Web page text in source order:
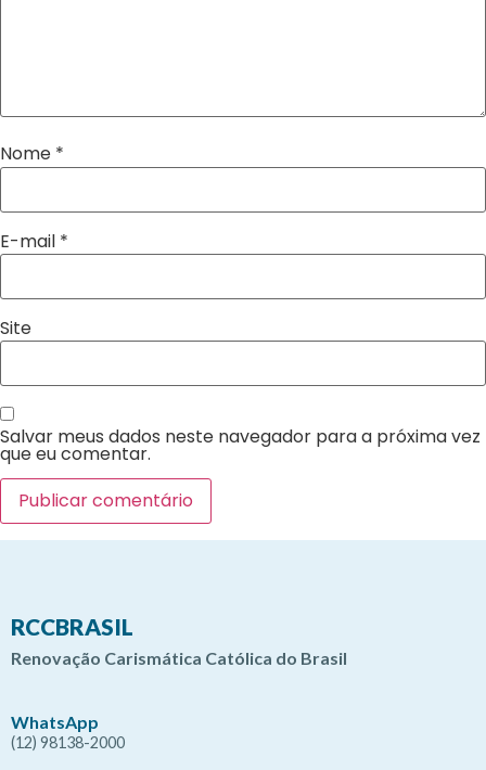
Nome *
E-mail *
Site
Salvar meus dados neste navegador para a próxima vez
que eu comentar.
RCCBRASIL
Renovação Carismática Católica do Brasil
WhatsApp
(12) 98138-2000